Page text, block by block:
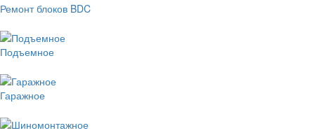
Ремонт блоков BDC
Подъемное
Гаражное